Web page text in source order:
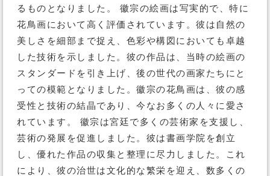
るものとなりました。 徽宗の絵画は写実的で、特に
花鳥画において高く評価されています。彼は自然の
美しさを細部まで捉え、色彩や構図においても卓越
した技術を示しました。彼の作品は、当時の絵画の
スタンダードを引き上げ、後の世代の画家たちにと
っての模範となりました。徽宗の花鳥画は、彼の感
受性と技術の結晶であり、今なお多くの人々に愛さ
れています。 徽宗は宮廷で多くの芸術家を支援し、
芸術の発展を促進しました。彼は書画学院を創立
し、優れた作品の収集と整理に尽力しました。これ
により、彼の治世は文化的な繁栄を迎え、数多くの